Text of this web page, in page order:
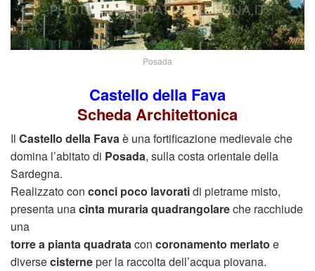
Posada
Castello della Fava
Scheda Architettonica
Il Castello della Favaè una fortificazione medievale che
domina l’abitato di Posada, sulla costa orientale della
Sardegna.
Realizzato con conci poco lavoratidi pietrame misto,
presenta unacinta muraria quadrangolareche racchiude
una
torre a pianta quadratacon coronamento merlato e
diversecisterneper la raccolta dell’acqua piovana.